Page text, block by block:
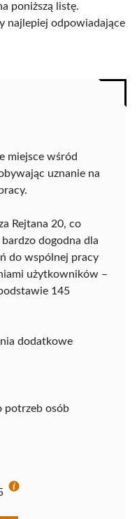
poniższą listę.
najlepiej odpowiadające
miejsce wśród
uznanie na
Rejtana 20, co
dogodna dla
do wspólnej pracy
użytkowników –
145
dodatkowe
potrzeb osób